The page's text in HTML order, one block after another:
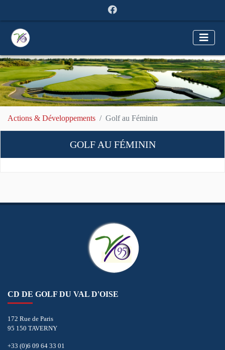
Actions & Développements Golf au Féminin
GOLF AU FÉMININ
CD DE GOLF DU VAL D'OISE
172 Rue de Paris
95 150 TAVERNY
+33 (0)6 09 64 33 01